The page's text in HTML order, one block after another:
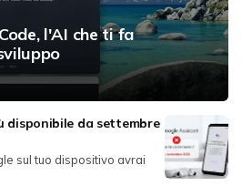
l'AI che ti fa
disponibile da settembre
sul tuo dispositivo avrai